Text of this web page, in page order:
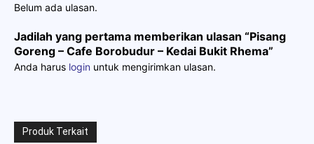
Belum ada ulasan.
Jadilah yang pertama memberikan ulasan “Pisang
Goreng – Cafe Borobudur – Kedai Bukit Rhema”
Anda harus login untuk mengirimkan ulasan.
Produk Terkait